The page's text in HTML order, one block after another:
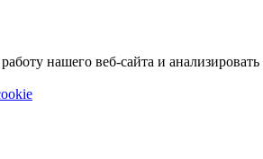
нашего веб-сайта и анализировать